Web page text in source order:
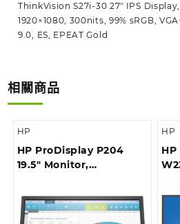
ThinkVision S27i-30 27″ IPS
1920×1080, 300nits, 99% sRGB,
9.0, ES, EPEAT Gold
相關商品
HP
HP ProDisplay P204
19.5″ Monitor,
HP